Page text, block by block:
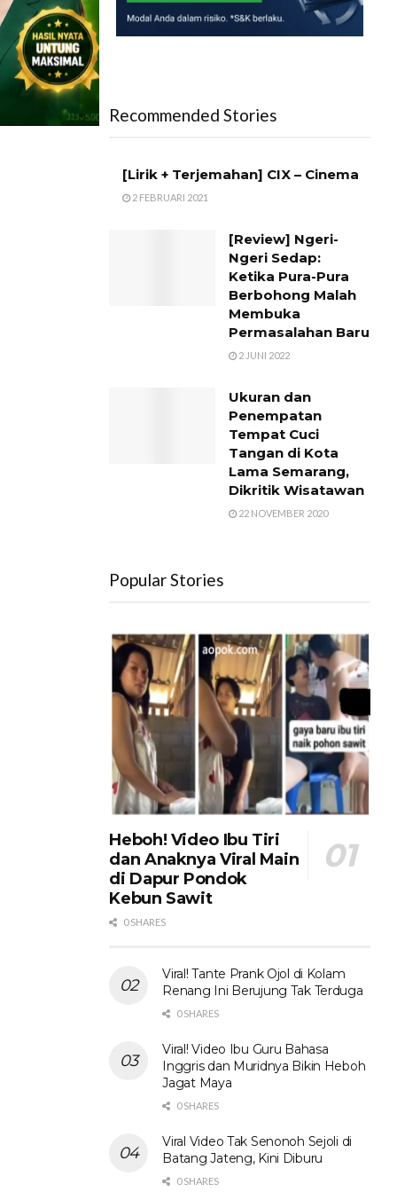
Recommended Stories
[Lirik + Terjemahan] CIX – Cinema
2 FEBRUARI 2021
[Review] Ngeri-
Ngeri Sedap:
Ketika Pura-Pura
Berbohong Malah
Membuka
Permasalahan Baru
2 JUNI 2022
Ukuran dan
Penempatan
Tempat Cuci
Tangan di Kota
Lama Semarang,
Dikritik Wisatawan
22 NOVEMBER 2020
Popular Stories
Heboh! Video Ibu Tiri
dan Anaknya Viral Main
di Dapur Pondok
Kebun Sawit
0 SHARES
Viral! Tante Prank Ojol di Kolam
Renang Ini Berujung Tak Terduga
0 SHARES
Viral! Video Ibu Guru Bahasa
Inggris dan Muridnya Bikin Heboh
Jagat Maya
0 SHARES
Viral Video Tak Senonoh Sejoli di
Batang Jateng, Kini Diburu
0 SHARES